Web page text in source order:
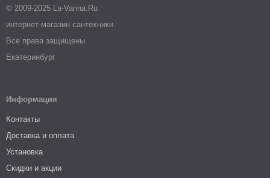
© 2009-2025 La-Vanna.Ru
интернет-магазин сантехники
Все права защищены
Екатеринбург
Информация
Контакты
Доставка и оплата
Установка
Скидки и акции